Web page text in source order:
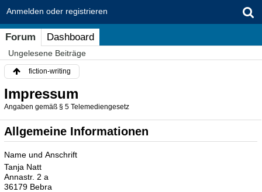
Anmelden oder registrieren
Forum Dashboard
Ungelesene Beiträge
fiction-writing
Impressum
Angaben gemäß § 5 Telemediengesetz
Allgemeine Informationen
Name und Anschrift
Tanja Natt
Annastr. 2 a
36179 Bebra